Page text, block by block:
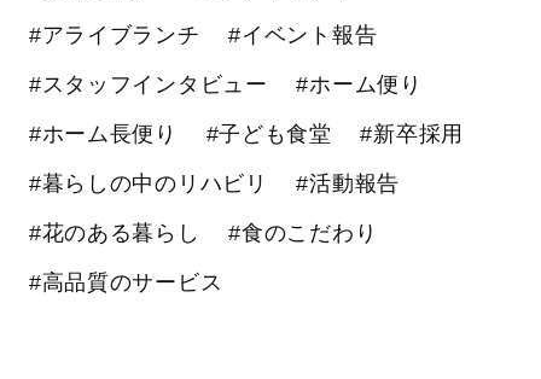
#アライブランチ #イベント報告
#スタッフインタビュー #ホーム便り
#ホーム長便り #子ども食堂 #新卒採用
#暮らしの中のリハビリ #活動報告
#花のある暮らし #食のこだわり
#高品質のサービス